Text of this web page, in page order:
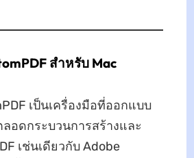
สำหรับ Mac
เป็นเครื่องมือที่ออกแบบ
อดกระบวนการสร้างและ
เช่นเดียวกับ Adobe